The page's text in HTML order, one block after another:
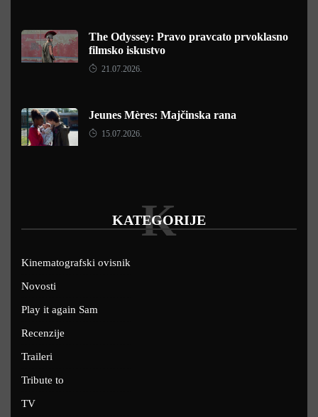
The Odyssey: Pravo pravcato prvoklasno
filmsko iskustvo
21.07.2026.
Jeunes Mères: Majčinska rana
15.07.2026.
KATEGORIJE
K
Kinematografski ovisnik
Novosti
Play it again Sam
Recenzije
Traileri
Tribute to
TV